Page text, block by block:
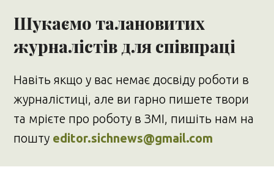
Шукаємо талановитих
журналістів для співпраці
Навіть якщо у вас немає досвіду роботи в
журналістиці, але ви гарно пишете твори
та мрієте про роботу в ЗМІ, пишіть нам на
пошту editor.sichnews@gmail.com